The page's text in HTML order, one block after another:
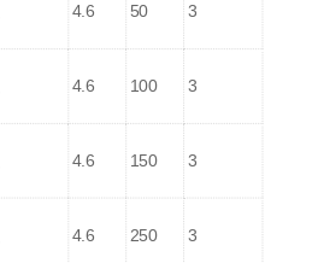
4.6 50 3
4.6 100 3
4.6 150 3
4.6 250 3